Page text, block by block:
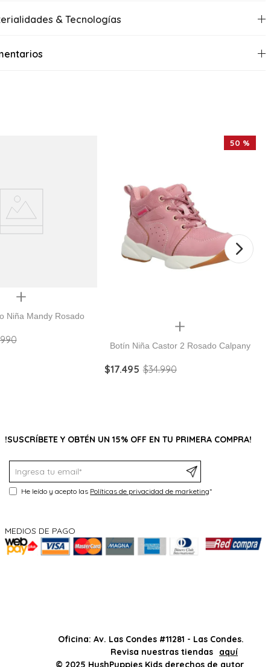
& Tecnologías
Quickview
Niña Mandy Rosado
990
50 %
Quickview
Botín Niña Castor 2 Rosado Calpany
$17.495 $34.990
!SUSCRÍBETE Y OBTÉN UN 15% OFF EN TU PRIMERA COMPRA!
He leído y acepto las Políticas de privacidad de marketing*
MEDIOS DE PAGO
Oficina: Av. Las Condes #11281 - Las Condes.
Revisa nuestras tiendas
aquí
© 2025 HushPuppies Kids derechos de autor